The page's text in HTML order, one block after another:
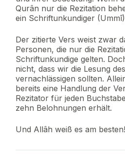
Qurân nur die Rezitation
ein Schriftunkundiger
Der zitierte Vers weist zwar
Personen, die nur die
Schriftunkundige gelten.
nicht, dass wir die Lesung
vernachlässigen sollten.
bereits eine Handlung der
Rezitator für jeden
zehn Belohnungen erhält.
Und Allâh weiß es am besten!